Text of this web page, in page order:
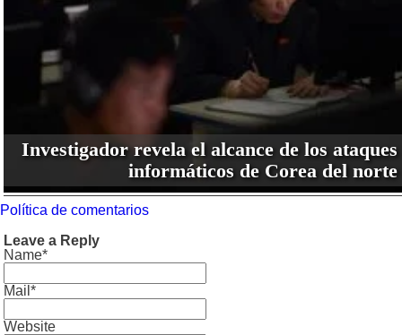
Investigador revela el alcance de los ataques
informáticos de Corea del norte
Política de comentarios
Leave a Reply
Name*
Mail*
Website